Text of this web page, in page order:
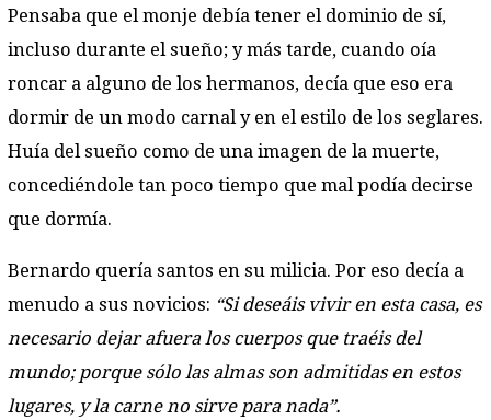
Pensaba que el monje debía tener el dominio de sí,
incluso durante el sueño; y más tarde, cuando oía
roncar a alguno de los hermanos, decía que eso era
dormir de un modo carnal y en el estilo de los seglares.
Huía del sueño como de una imagen de la muerte,
concediéndole tan poco tiempo que mal podía decirse
que dormía.
Bernardo quería santos en su milicia. Por eso decía a
menudo a sus novicios: “Si deseáis vivir en esta casa, es
necesario dejar afuera los cuerpos que traéis del
mundo; porque sólo las almas son admitidas en estos
lugares, y la carne no sirve para nada”.